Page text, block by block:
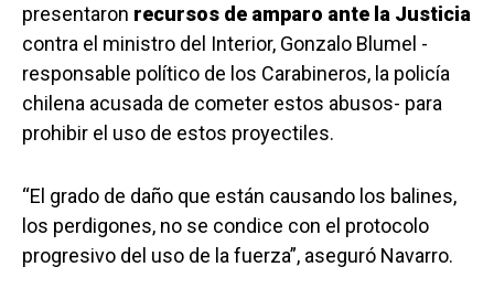
presentaron recursos de amparo ante la Justicia
contra el ministro del Interior, Gonzalo Blumel -
responsable político de los Carabineros, la policía
chilena acusada de cometer estos abusos- para
prohibir el uso de estos proyectiles.
“El grado de daño que están causando los balines,
los perdigones, no se condice con el protocolo
progresivo del uso de la fuerza”, aseguró Navarro.